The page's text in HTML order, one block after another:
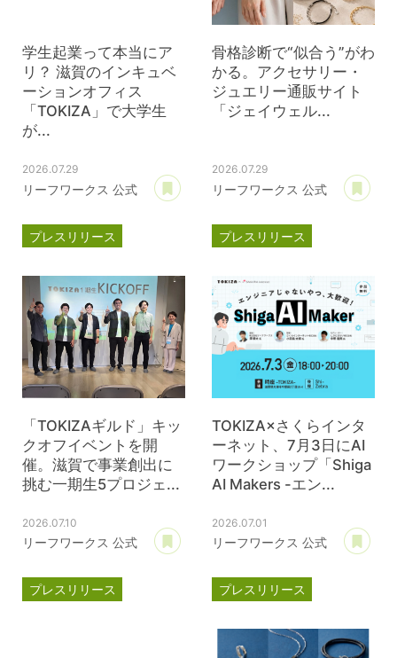
学生起業って本当にア
リ？ 滋賀のインキュベ
ーションオフィス
「TOKIZA」で大学生
が...
2026.07.29
リーフワークス 公式
あとで読む
プレスリリース
骨格診断で“似合う”がわ
かる。アクセサリー・
ジュエリー通販サイト
「ジェイウェル...
2026.07.29
リーフワークス 公式
プレスリリース
「TOKIZAギルド」キッ
クオフイベントを開
催。滋賀で事業創出に
挑む一期生5プロジェ...
2026.07.10
リーフワークス 公式
あとで読む
プレスリリース
TOKIZA×さくらインタ
ーネット、7月3日にAI
ワークショップ「Shiga
AI Makers -エン...
2026.07.01
リーフワークス 公式
プレスリリース